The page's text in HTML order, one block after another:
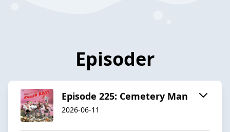
Episoder
Episode 225: Cemetery Man
2026-06-11